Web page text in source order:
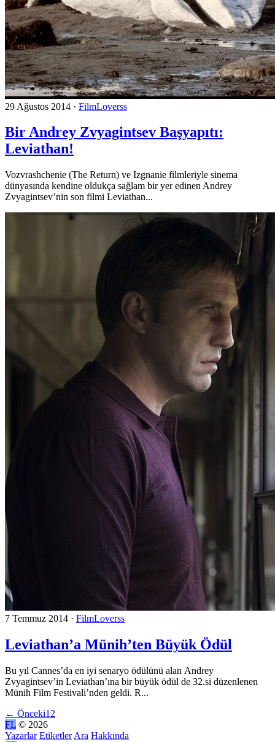
29 Ağustos 2014 · FilmLoverss
Bir Andrey Zvyagintsev Başyapıtı:
Leviathan!
Vozvrashchenie (The Return) ve Izgnanie filmleriyle sinema
dünyasında kendine oldukça sağlam bir yer edinen Andrey
Zvyagintsev’nin son filmi Leviathan...
7 Temmuz 2014 · FilmLoverss
Leviathan’a Münih’ten Büyük Ödül
Bu yıl Cannes’da en iyi senaryo ödülünü alan Andrey
Zvyagintsev’in Leviathan’ına bir büyük ödül de 32.si düzenlenen
Münih Film Festivali’nden geldi. R...
← Önceki1 2
FL © 2026
Yazarlar Etiketler Ara Hakkında